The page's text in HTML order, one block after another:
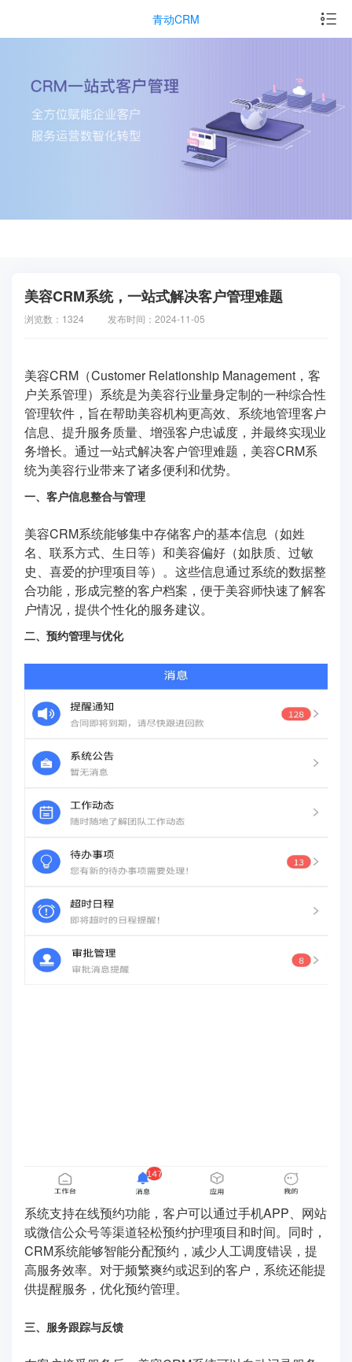
青动CRM
美容CRM系统，一站式解决客户管理难题
浏览数：1324 发布时间：2024-11-05
美容CRM（Customer Relationship Management，客
户关系管理）系统是为美容行业量身定制的一种综合性
管理软件，旨在帮助美容机构更高效、系统地管理客户
信息、提升服务质量、增强客户忠诚度，并最终实现业
务增长。通过一站式解决客户管理难题，美容CRM系
统为美容行业带来了诸多便利和优势。
一、客户信息整合与管理
美容CRM系统能够集中存储客户的基本信息（如姓
名、联系方式、生日等）和美容偏好（如肤质、过敏
史、喜爱的护理项目等）。这些信息通过系统的数据整
合功能，形成完整的客户档案，便于美容师快速了解客
户情况，提供个性化的服务建议。
二、预约管理与优化
系统支持在线预约功能，客户可以通过手机APP、网站
或微信公众号等渠道轻松预约护理项目和时间。同时，
CRM系统能够智能分配预约，减少人工调度错误，提
高服务效率。对于频繁爽约或迟到的客户，系统还能提
供提醒服务，优化预约管理。
三、服务跟踪与反馈